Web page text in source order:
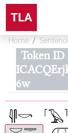
TLA
Home
Token ID
6w